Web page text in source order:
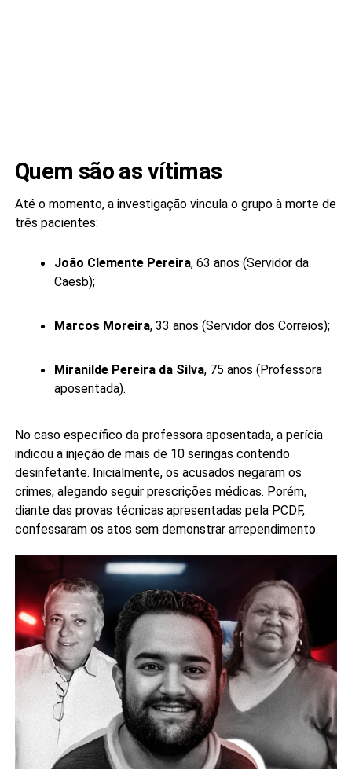
Quem são as vítimas
Até o momento, a investigação vincula o grupo à morte de
três pacientes:
João Clemente Pereira, 63 anos (Servidor da
Caesb);
Marcos Moreira, 33 anos (Servidor dos Correios);
Miranilde Pereira da Silva, 75 anos (Professora
aposentada).
No caso específico da professora aposentada, a perícia
indicou a injeção de mais de 10 seringas contendo
desinfetante. Inicialmente, os acusados negaram os
crimes, alegando seguir prescrições médicas. Porém,
diante das provas técnicas apresentadas pela PCDF,
confessaram os atos sem demonstrar arrependimento.